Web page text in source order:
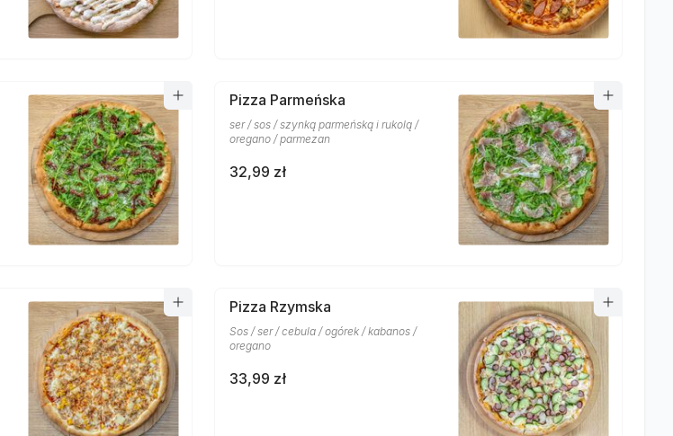
Pizza Parmeńska
ser / sos / szynką parmeńską i rukolą /
oregano / parmezan
32,99 zł
Pizza Rzymska
Sos / ser / cebula / ogórek / kabanos /
oregano
33,99 zł